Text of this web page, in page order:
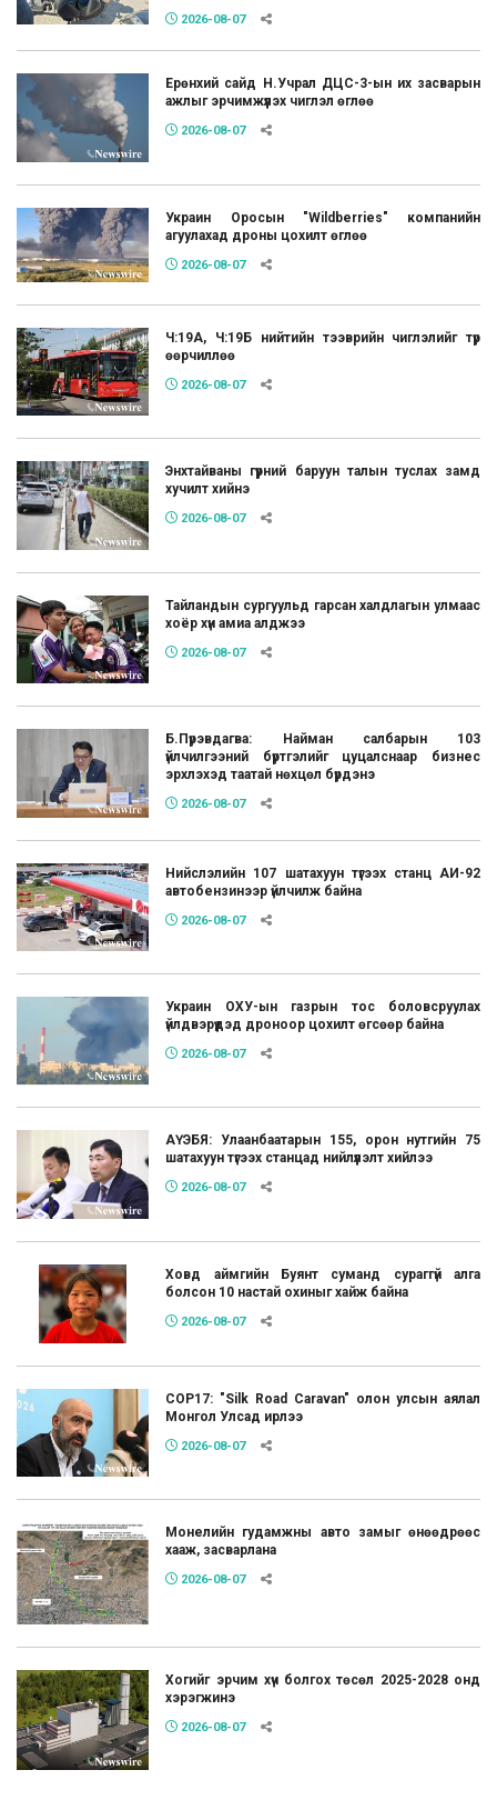
2026-08-07
Ерөнхий сайд Н.Учрал ДЦС-3-ын их засварын
ажлыг эрчимжүүлэх чиглэл өглөө
2026-08-07
Украин Оросын "Wildberries" компанийн
агуулахад дроны цохилт өглөө
2026-08-07
Ч:19А, Ч:19Б нийтийн тээврийн чиглэлийг түр
өөрчиллөө
2026-08-07
Энхтайваны гүүрний баруун талын туслах замд
хучилт хийнэ
2026-08-07
Тайландын сургуульд гарсан халдлагын улмаас
хоёр хүн амиа алджээ
2026-08-07
Б.Пүрэвдагва: Найман салбарын 103
үйлчилгээний бүртгэлийг цуцалснаар бизнес
эрхлэхэд таатай нөхцөл бүрдэнэ
2026-08-07
Нийслэлийн 107 шатахуун түгээх станц АИ-92
автобензинээр үйлчилж байна
2026-08-07
Украин ОХУ-ын газрын тос боловсруулах
үйлдвэрүүдэд дроноор цохилт өгсөөр байна
2026-08-07
АҮЭБЯ: Улаанбаатарын 155, орон нутгийн 75
шатахуун түгээх станцад нийлүүлэлт хийлээ
2026-08-07
Ховд аймгийн Буянт суманд сураггүй алга
болсон 10 настай охиныг хайж байна
2026-08-07
COP17: "Silk Road Caravan" олон улсын аялал
Монгол Улсад ирлээ
2026-08-07
Монелийн гудамжны авто замыг өнөөдрөөс
хааж, засварлана
2026-08-07
Хогийг эрчим хүч болгох төсөл 2025-2028 онд
хэрэгжинэ
2026-08-07